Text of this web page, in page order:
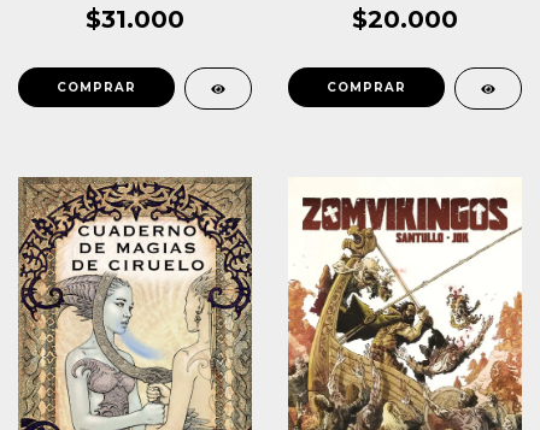
$31.000 $20.000